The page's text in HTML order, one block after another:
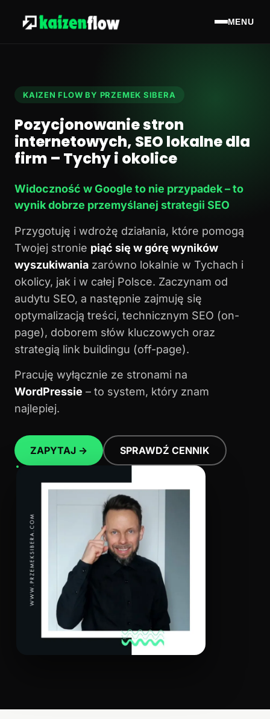
MENU
KAIZEN FLOW BY PRZEMEK SIBERA
Pozycjonowanie stron
internetowych, SEO lokalne dla
firm – Tychy i okolice
Widoczność w Google to nie przypadek – to
wynik dobrze przemyślanej strategii SEO
Przygotuję i wdrożę działania, które pomogą
Twojej stronie piąć się w górę wyników
wyszukiwania zarówno lokalnie w Tychach i
okolicy, jak i w całej Polsce. Zaczynam od
audytu SEO, a następnie zajmuję się
optymalizacją treści, technicznym SEO (on-
page), doborem słów kluczowych oraz
strategią link buildingu (off-page).
Pracuję wyłącznie ze stronami na
WordPressie – to system, który znam
najlepiej.
ZAPYTAJ → SPRAWDŹ CENNIK